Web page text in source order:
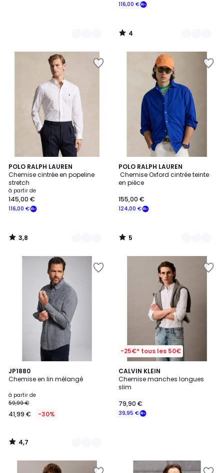
116,00 €
4
/
POLO RALPH LAUREN
Chemise cintrée en popeline
stretch
à partir de
116,00 €
145,00 €
3,8
/ 5
4
Couleurs
3,8
/
POLO RALPH LAUREN
Chemise Oxford cintrée teinte
en pièce
124,00 €
155,00 €
5
/
5
5
Couleurs
5
/
JP1880
Chemise en lin mélangé
à partir de
59,99 €
41,99 € -30%
4,7
/ 5
13
Couleurs
4,7
/
-25€* tous les 50€
CALVIN KLEIN
Chemise manches longues
slim
39,95 €
79,90 €